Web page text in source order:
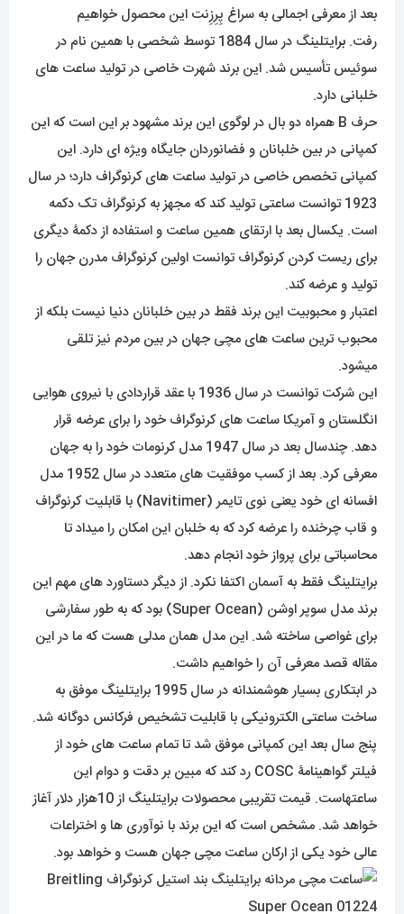
بعد از معرفی اجمالی به سراغ پِرِزِنت این محصول خواهیم
رفت. برا
یتلینگ در سال 1884 توسط شخصی با همین نام در
سوئیس تأسیس شد. این برند شهرت خاصی در تولید ساعت های
خلبانی دارد.
حرف B همراه دو بال در لوگوی این برند مشهود بر این است که این
کمپانی در بین خلبانان و فضانوردان جایگاه ویژه ای دارد. این
کمپانی تخصص خاصی در تولید ساعت های کرنوگراف دارد؛ در سال
1923 توانست ساعتی تولید کند که مجهز به کرنوگراف تک دکمه
است. یکسال بعد با ارتقای همین ساعت و استفاده از دکمۀ دیگری
برای ریست کردن کرنوگراف توانست اولین کرنوگراف مدرن جهان را
تولید و عرضه کند.
اعتبار و محبوبیت این برند فقط در بین خلبانان دنیا نیست بلکه از
محبوب ترین ساعت های مچی جهان در بین مردم نیز تلقی
میشود.
این شرکت توانست در سال 1936 با عقد قراردادی با نیروی هوایی
انگلستان و آمریکا ساعت های کرنوگراف خود را برای عرضه قرار
دهد. چندسال بعد در سال 1947 مدل کرنومات خود را به جهان
معرفی کرد. بعد از کسب موفقیت های متعدد در سال 1952 مدل
افسانه ای خود یعنی نوی تایمر (Navitimer) با قابلیت کرنوگراف
و قاب چرخنده را عرضه کرد که به خلبان این امکان را میداد تا
محاسباتی برای پرواز خود انجام دهد.
برایتلینگ فقط به آسمان اکتفا نکرد. از دیگر دستاورد های مهم این
برند مدل سوپر اوشن (Super Ocean) بود که به طور سفارشی
برای غواصی ساخته شد. این مدل همان مدلی هست که ما در این
مقاله قصد معرفی آن را خواهیم داشت.
در ابتکاری بسیار هوشمندانه در سال 1995 برایتلینگ موفق به
ساخت ساعتی الکترونیکی با قابلیت تشخیص فرکانس دوگانه شد.
پنج سال بعد این کمپانی موفق شد تا تمام ساعت های خود از
فیلتر گواهینامۀ COSC رد کند که مبین بر دقت و دوام این
ساعتهاست. قیمت تقریبی محصولات برایتلینگ از 10هزار دلار آغاز
خواهد شد. مشخص است که این برند با نوآوری ها و اختراعات
عالی خود یکی از ارکان ساعت مچی جهان هست و خواهد بود.